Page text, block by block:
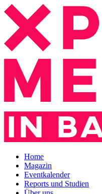
Home
Magazin
Eventkalender
Reports und Studien